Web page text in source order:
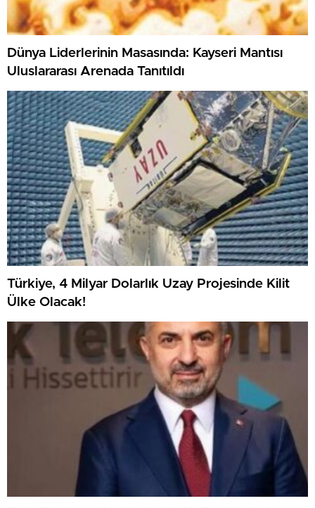
Dünya Liderlerinin Masasında: Kayseri Mantısı
Uluslararası Arenada Tanıtıldı
Türkiye, 4 Milyar Dolarlık Uzay Projesinde Kilit
Ülke Olacak!